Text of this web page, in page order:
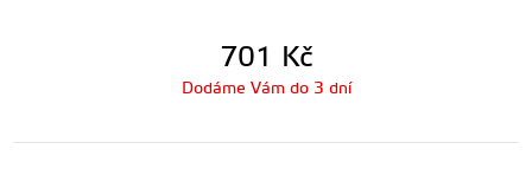
701 Kč
Dodáme Vám do 3 dní